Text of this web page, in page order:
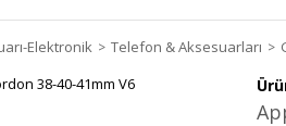
Elektronik Telefon & Aksesuarları